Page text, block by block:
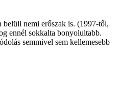
belüli nemi erőszak is. (1997-től,
ennél sokkalta bonyolultabb.
semmivel sem kellemesebb